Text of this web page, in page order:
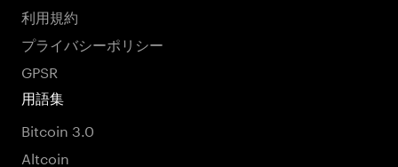
利用規約
プライバシーポリシー
GPSR
用語集
Bitcoin 3.0
Altcoin